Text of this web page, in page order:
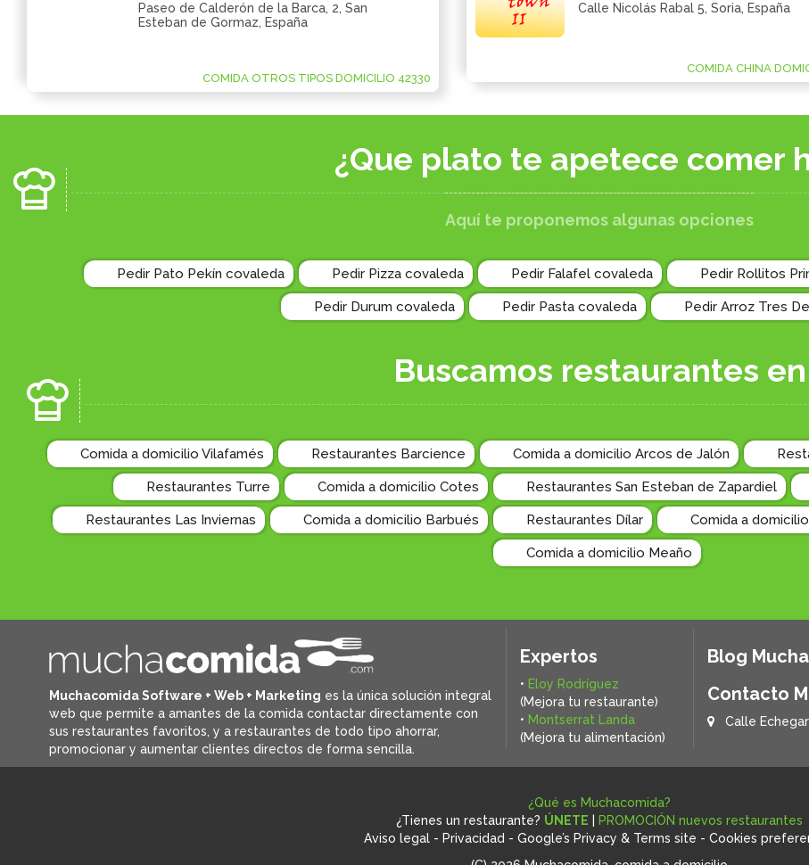
Paseo de Calderón de la Barca, 2, San
Esteban de Gormaz, España
COMIDA OTROS TIPOS DOMICILIO 42330
Calle Nicolás Rabal 5, Soria, España
COMIDA CHINA
¿Que plato te apetece comer
Aquí te proponemos algunas opciones
Pedir Pato Pekín covaleda Pedir Pizza covaleda Pedir Falafel covaleda Pedir Rollitos
Pedir Durum covaleda Pedir Pasta covaleda Pedir Arroz Tres
Buscamos restaurantes en
Comida a domicilio Vilafamés Restaurantes Barcience Comida a domicilio Arcos de Jalón
Restaurantes Turre Comida a domicilio Cotes Restaurantes San Esteban de Zapardiel
Restaurantes Las Inviernas Comida a domicilio Barbués Restaurantes Dílar Comida a
Comida a domicilio Meaño
Muchacomida Software + Web + Marketing es la única solución integral
web que permite a amantes de la comida contactar directamente con
sus restaurantes favoritos, ya restaurantes de todo tipo ahorrar,
promocionar y aumentar clientes directos de forma sencilla.
Expertos
• Eloy Rodríguez
(Mejora tu restaurante)
• Montserrat Landa
(Mejora tu alimentación)
Blog
Contacto
Calle
¿Qué es Muchacomida?
¿Tienes un restaurante? ÚNETE
PROMOCIÓN nuevos restaurantes
Aviso legal - Privacidad - Google’s Privacy & Terms site - Cookies